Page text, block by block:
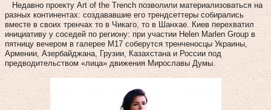
Недавно проекту Art of the Trench позволили материализоваться на
разных континентах: создававшие его трендсеттеры собирались
вместе в своих тренчах то в Чикаго, то в Шанхае. Киев перехватил
инициативу у соседей по региону: при участии Helen Marlen Group в
пятницу вечером в галерее М17 соберутся тренченосцы Украины,
Армении, Азербайджана, Грузии, Казахстана и России под
предводительством «лица» движения Мирославы Думы.